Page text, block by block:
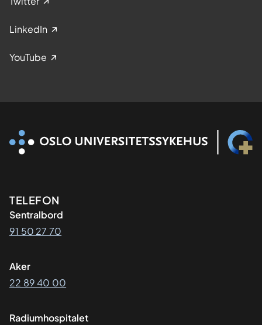
LinkedIn
YouTube
Kontaktinformasjon
TELEFON
Sentralbord
91 50 27 70
Aker
22 89 40 00
Radiumhospitalet